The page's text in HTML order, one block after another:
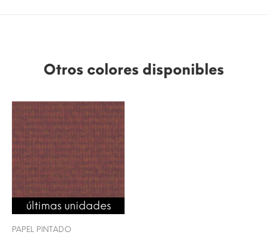
Otros colores disponibles
últimas unidades
PAPEL PINTADO